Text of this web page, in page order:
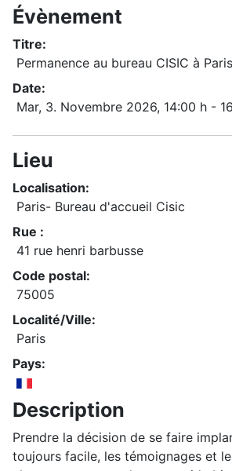
Évènement
Titre:
Permanence au bureau CISIC à Paris
Date:
Mar, 3. Novembre 2026, 14:00 h -
Lieu
Localisation:
Paris- Bureau d'accueil Cisic
Rue :
41 rue henri barbusse
Code postal:
75005
Localité/Ville:
Paris
Pays:
Description
Prendre la décision de se faire
toujours facile, les témoignages et